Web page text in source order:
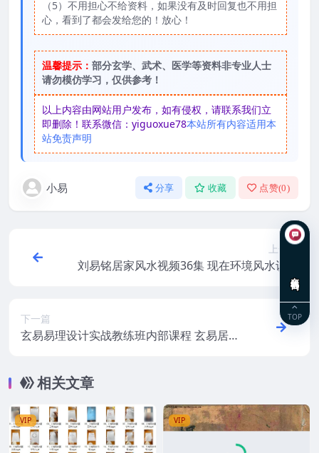
（5）不用担心不给资料，如果没有及时回复也不用担
心，看到了都会发给您的！放心！
温馨提示： 部分玄学、武术、医学等资料非专业人士
请勿模仿学习，仅供参考！
以上内容由网站用户发布，如有侵权，请联系我们立
即删除！联系微信：yiguoxue78本站所有内容适用本
站免责声明
小易 分享 收藏 点赞(0)
上一篇
刘易铭居家风水视频36集 现在环境风水识别
术
下一篇
玄易易理设计实战教练班内部课程 玄易居家
相关文章
VIP VIP
TOP